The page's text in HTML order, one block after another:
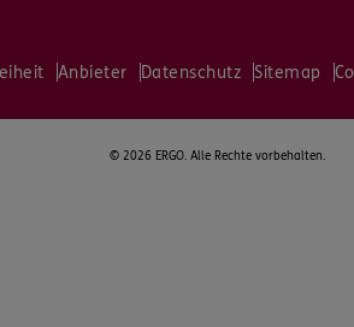
Anbieter Datenschutz Sitemap
© 2026 ERGO. Alle Rechte vorbehalten.